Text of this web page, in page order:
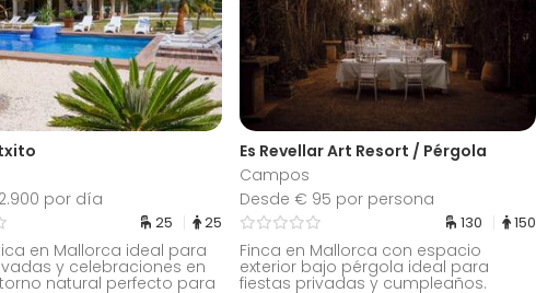
por día
25 25
en Mallorca ideal para
y celebraciones en
natural perfecto para
Es Revellar Art Resort / Pérgola
Campos
Desde € 95 por persona
130 150
Finca en Mallorca con espacio
exterior bajo pérgola ideal para
fiestas privadas y cumpleaños.